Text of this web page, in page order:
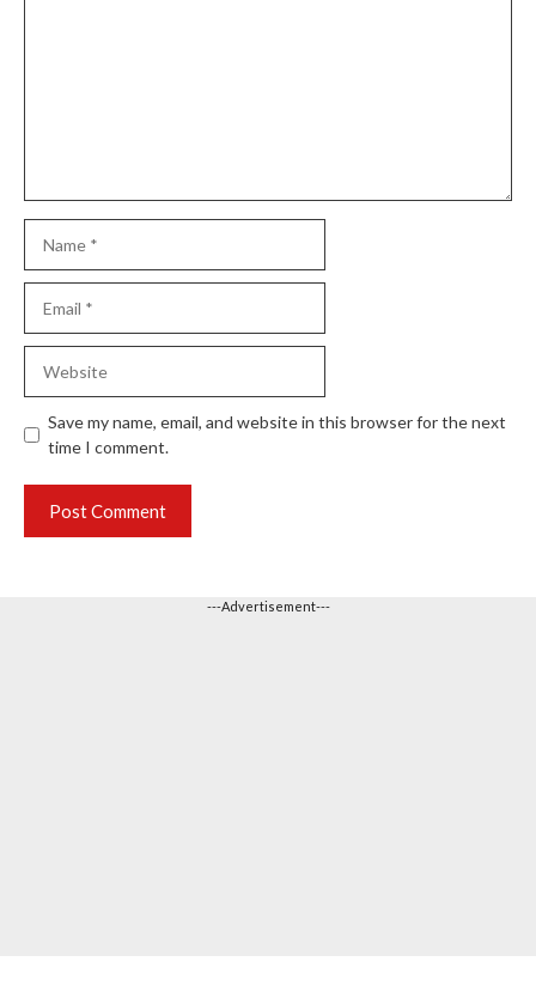
Save my name, email, and website in this browser for the next
time I comment.
---Advertisement---